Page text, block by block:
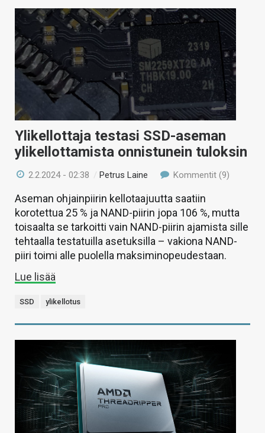
Ylikellottaja testasi SSD-aseman
ylikellottamista onnistunein tuloksin
2.2.2024 - 02:38 /Petrus Laine Kommentit (9)
Aseman ohjainpiirin kellotaajuutta saatiin
korotettua 25 % ja NAND-piirin jopa 106 %, mutta
toisaalta se tarkoitti vain NAND-piirin ajamista sille
tehtaalla testatuilla asetuksilla – vakiona NAND-
piiri toimi alle puolella maksiminopeudestaan.
Lue lisää
SSD ylikellotus